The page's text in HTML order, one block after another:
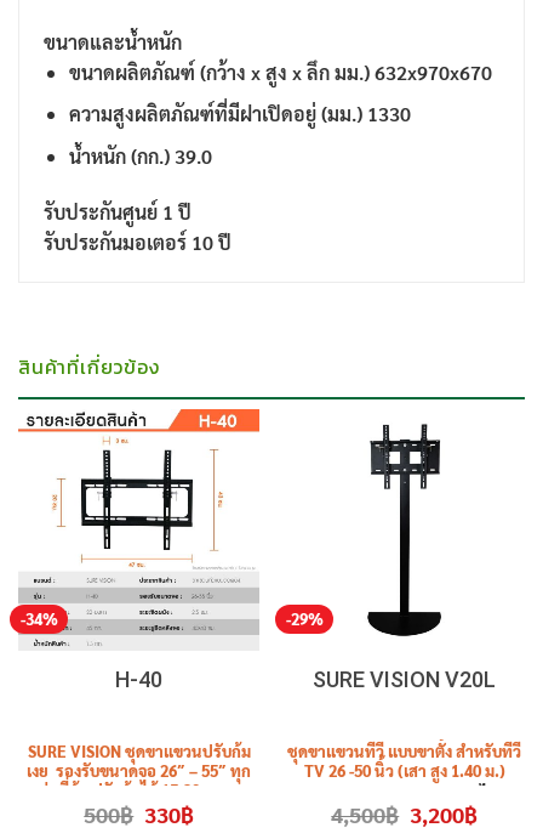
ขนาดและน้ำหนัก
ขนาดผลิตภัณฑ์ (กว้าง x สูง x ลึก มม.) 632x970x670
ความสูงผลิตภัณฑ์ที่มีฝาเปิดอยู่ (มม.) 1330
น้ำหนัก (กก.) 39.0
รับประกันศูนย์ 1 ปี
รับประกันมอเตอร์ 10 ปี
สินค้าที่เกี่ยวข้อง
-34%
H-40
SURE VISION ชุดขาแขวนปรับก้ม
เงย รองรับขนาดจอ 26″ – 55″ ทุก
รุ่นยี่ห้อ ปรับก้มได้ 15-20 องศา
H-40ราคาไม่รวมติดตั้ง
500฿ Original
price
330฿Current
price
-29%
SURE VISION V20L
ชุดขาแขวนทีวี แบบขาตั้ง สำหรับทีวี
TV 26 -50 นิ้ว (เสา สูง 1.40 ม.)
ติดตั้ง
4,500฿ Original
price
3,200฿Current
price